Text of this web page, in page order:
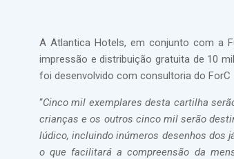
A Atlantica Hotels, em conjunto com a
impressão e distribuição gratuita de 10
foi desenvolvido com consultoria do ForC
“Cinco mil exemplares desta cartilha
crianças e os outros cinco mil serão
lúdico, incluindo inúmeros desenhos dos
o que facilitará a compreensão da